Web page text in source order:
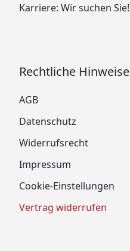
Karriere: Wir suchen Sie!
Rechtliche Hinweise
AGB
Datenschutz
Widerrufsrecht
Impressum
Cookie-Einstellungen
Vertrag widerrufen